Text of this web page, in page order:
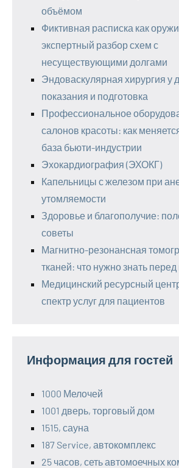
объёмом
Фиктивная расписка как
экспертный разбор схем с
несуществующими долгами
Эндоваскулярная хирургия у
показания и подготовка
Профессиональное
салонов красоты: как
база бьюти-индустрии
Эхокардиография (ЭХОКГ)
Капельницы с железом при
утомляемости
Здоровье и благополучие:
советы
Магнитно-резонансная
тканей: что нужно знать
Медицинский ресурсный
спектр услуг для пациентов
Информация для гостей
1000 Мелочей
1001 дверь, торговый дом
1515, сауна
187 Service, автокомплекс
25 часов, сеть автомоечных